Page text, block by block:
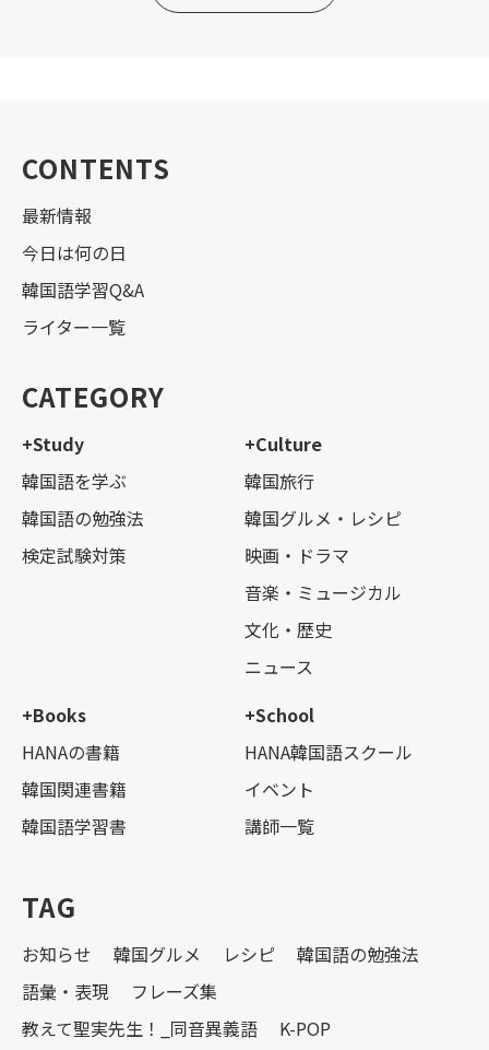
CONTENTS
最新情報
今日は何の日
韓国語学習Q&A
ライター一覧
CATEGORY
+Study
韓国語を学ぶ
韓国語の勉強法
検定試験対策
+Culture
韓国旅行
韓国グルメ・レシピ
映画・ドラマ
音楽・ミュージカル
文化・歴史
ニュース
+Books
HANAの書籍
韓国関連書籍
韓国語学習書
+School
HANA韓国語スクール
イベント
講師一覧
TAG
お知らせ 韓国グルメ レシピ
韓国語の勉強法
語彙・表現
フレーズ集
教えて聖実先生！_同音異義語
K-POP